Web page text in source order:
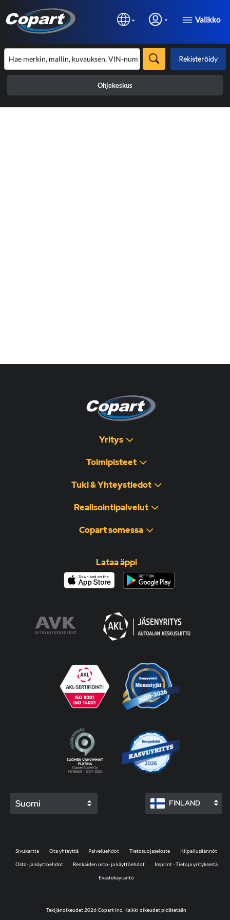
Valikko
Rekisteröidy
Ohjekeskus
Yritys
Toimipisteet
Tuki & Yhteystiedot
Realisointipalvelut
Copart somessa
Lataa äppi
Suomi FINLAND
Tekijänoikeudet 2026 Copart Inc. Kaikki oikeudet pidätetään
Sivukartta Ota yhteyttä Palveluehdot Tietosuojaseloste Kilpailusäännöt
Osto- ja käyttöehdot Renkaiden osto- ja käyttöehdot Imprint - Tietoja yrityksestä
Evästekäytäntö